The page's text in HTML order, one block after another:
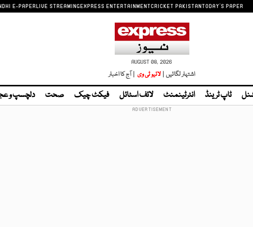
E-PAPERLIVE STREAMINGEXPRESS ENTERTAINMENTCRICKET PAKISTANTODAY'S PAPER
AUGUST 08, 2026
اشتہار لگائیں | لائیو ٹی وی | آج کا اخبار
ٹاپ ٹرینڈ انٹرٹینمنٹ لائف اسٹائل فیکٹ چیک صحت دلچسپ و